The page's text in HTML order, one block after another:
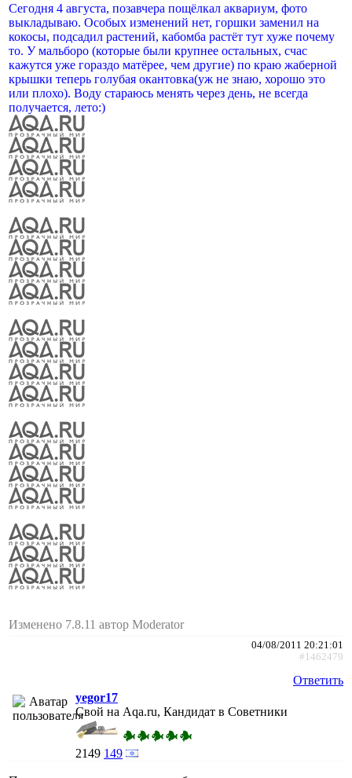
Сегодня 4 августа, позавчера пощёлкал аквариум, фото
выкладываю. Особых изменений нет, горшки заменил на
кокосы, подсадил растений, кабомба растёт тут хуже почему
то. У мальборо (которые были крупнее остальных, счас
кажутся уже гораздо матёрее, чем другие) по краю жаберной
крышки теперь голубая окантовка(уж не знаю, хорошо это
или плохо). Воду стараюсь менять через день, не всегда
получается, лето:)
Изменено 7.8.11 автор Moderator
04/08/2011 20:21:01
#1462479
Ответить
yegor17
Свой на Aqa.ru, Кандидат в Советники
2149 149